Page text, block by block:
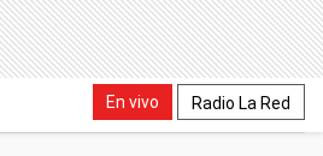
En vivo Radio La Red